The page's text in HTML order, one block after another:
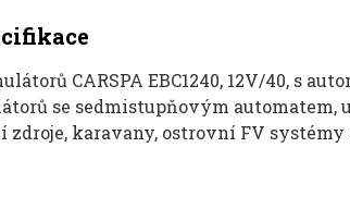
CARSPA EBC1240, 12V/40, s
se sedmistupňovým automatem,
zdroje, karavany, ostrovní FV systémy